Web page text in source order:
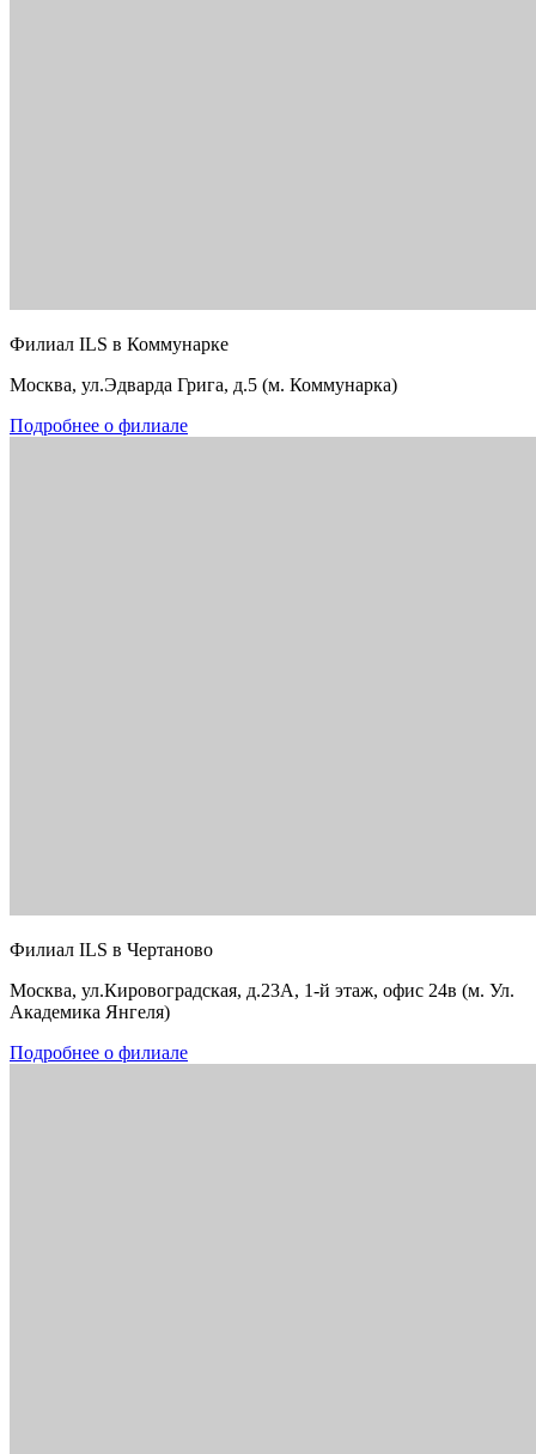
Филиал ILS в Коммунарке
Москва, ул.Эдварда Грига, д.5 (м. Коммунарка)
Подробнее о филиале
Филиал ILS в Чертаново
Москва, ул.Кировоградская, д.23А, 1-й этаж, офис 24в (м. Ул.
Академика Янгеля)
Подробнее о филиале